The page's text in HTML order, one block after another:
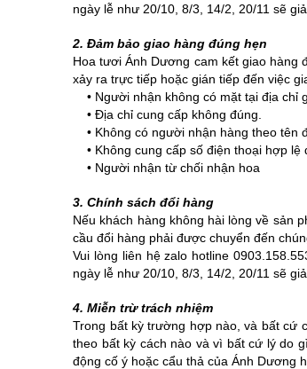
ngày lễ như 20/10, 8/3, 14/2, 20/11 sẽ
2. Đảm bảo giao hàng đúng hẹn
Hoa tươi Ánh Dương cam kết giao hàng
xảy ra trực tiếp hoặc gián tiếp đến việc
• Người nhận không có mặt tại địa chỉ
• Địa chỉ cung cấp không đúng.
• Không có người nhận hàng theo tên
• Không cung cấp số điện thoại hợp lệ
• Người nhận từ chối nhận hoa
3. Chính sách đổi hàng
Nếu khách hàng không hài lòng về sản
cầu đổi hàng phải được chuyển đến
Vui lòng liên hệ zalo hotline
ngày lễ như 20/10, 8/3, 14/2, 20/11 sẽ
4. Miễn trừ trách nhiệm
Trong bất kỳ trường hợp nào, và bất cứ
theo bất kỳ cách nào và vì bất cứ lý do
động cố ý hoặc cẩu thả của Ánh Dương